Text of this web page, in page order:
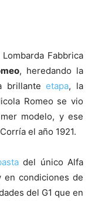
Fabbrica
, heredando la
brillanteetapa, la
Romeo se vio
modelo, y ese
el año 1921.
del único Alfa
en condiciones de
del G1 que en